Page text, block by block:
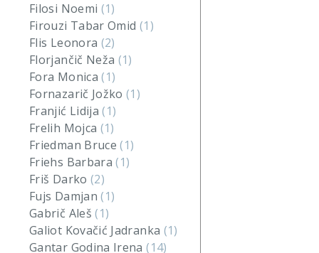
Filosi Noemi (1)
Firouzi Tabar Omid (1)
Flis Leonora (2)
Florjančič Neža (1)
Fora Monica(1)
Fornazarič Jožko(1)
Franjić Lidija(1)
Frelih Mojca (1)
Friedman Bruce(1)
Friehs Barbara(1)
Friš Darko (2)
Fujs Damjan(1)
Gabrič Aleš(1)
Galiot Kovačić Jadranka (1)
Gantar Godina Irena(14)